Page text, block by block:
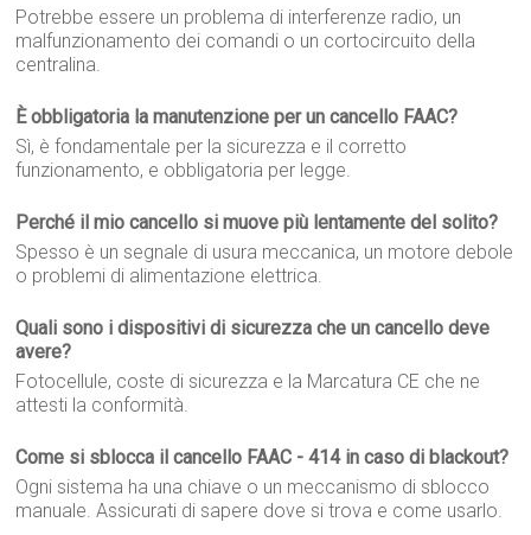
Potrebbe essere un problema di interferenze radio, un
malfunzionamento dei comandi o un cortocircuito della
centralina.
È obbligatoria la manutenzione per un cancello FAAC?
Sì, è fondamentale per la sicurezza e il corretto
funzionamento, e obbligatoria per legge.
Perché il mio cancello si muove più lentamente del solito?
Spesso è un segnale di usura meccanica, un motore debole
o problemi di alimentazione elettrica.
Quali sono i dispositivi di sicurezza che un cancello deve
avere?
Fotocellule, coste di sicurezza e la Marcatura CE che ne
attesti la conformità.
Come si sblocca il cancello FAAC - 414 in caso di blackout?
Ogni sistema ha una chiave o un meccanismo di sblocco
manuale. Assicurati di sapere dove si trova e come usarlo.